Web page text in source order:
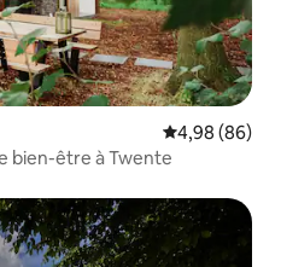
Évaluation
4,98 (86)
bien-être à Twente